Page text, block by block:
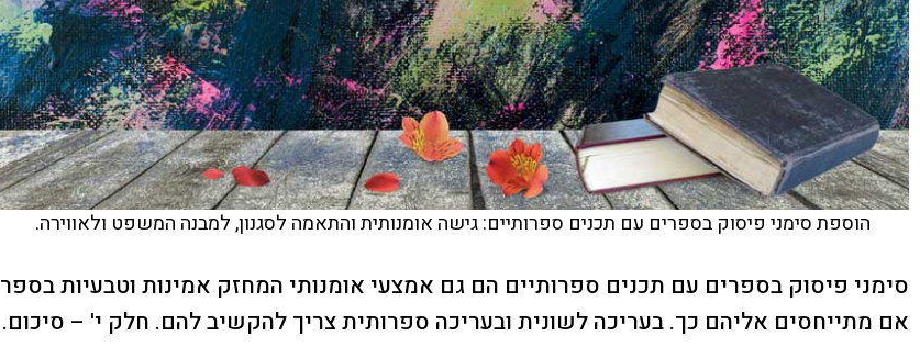
הוספת סימני פיסוק בספרים עם תכנים ספרותיים: גישה אומנותית והתאמה לסגנון, למבנה המשפט ולאווירה.
סימני פיסוק בספרים עם תכנים ספרותיים הם גם אמצעי אומנותי המחזק אמינות וטבעיות בספר
אם מתייחסים אליהם כך. בעריכה לשונית ובעריכה ספרותית צריך להקשיב להם. חלק י' – סיכום.